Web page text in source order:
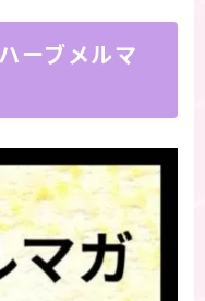
ーブメルマ